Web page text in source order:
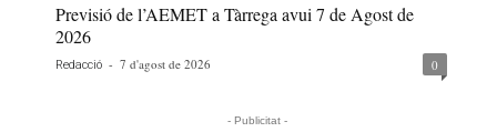
Previsió de l’AEMET a Tàrrega avui 7 de Agost de
2026
Redacció - 7 d'agost de 2026 0
- Publicitat -